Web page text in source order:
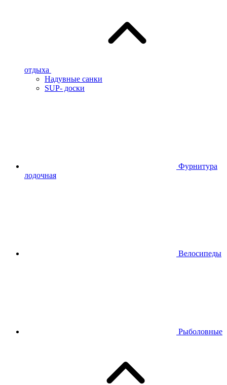
отдыха
Надувные санки
SUP- доски
Фурнитура
лодочная
Велосипеды
Рыболовные